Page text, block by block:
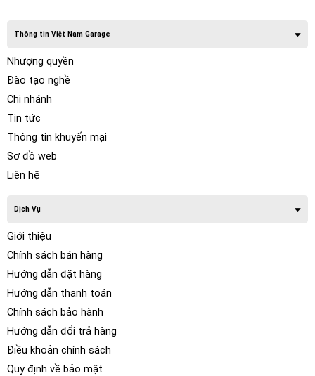
Thông tin Việt Nam Garage
Nhượng quyền
Đào tạo nghề
Chi nhánh
Tin tức
Thông tin khuyến mại
Sơ đồ web
Liên hệ
Dịch Vụ
Giới thiệu
Chính sách bán hàng
Hướng dẫn đặt hàng
Hướng dẫn thanh toán
Chính sách bảo hành
Hướng dẫn đổi trả hàng
Điều khoản chính sách
Quy định về bảo mật